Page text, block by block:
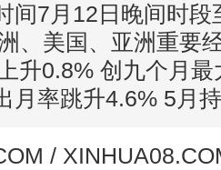
间7月12日晚间时段
、美国、亚洲重要
升0.8% 创九个月
月率跳升4.6% 5
/